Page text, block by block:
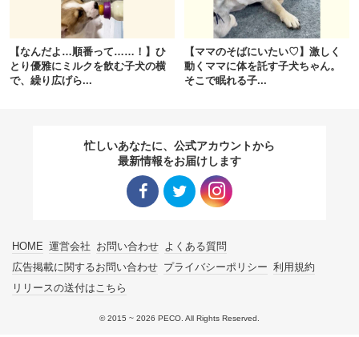
【なんだよ…順番って……！】ひ
とり優雅にミルクを飲む子犬の横
で、繰り広げら...
【ママのそばにいたい♡】激しく
動くママに体を託す子犬ちゃん。
そこで眠れる子...
忙しいあなたに、公式アカウントから
最新情報をお届けします
HOME 運営会社 お問い合わせ よくある質問
広告掲載に関するお問い合わせ プライバシーポリシー 利用規約
リリースの送付はこちら
© 2015 ~ 2026 PECO. All Rights Reserved.
pecodogs
いぬ部をフォロー
pecocats
ねこ部をフォロー